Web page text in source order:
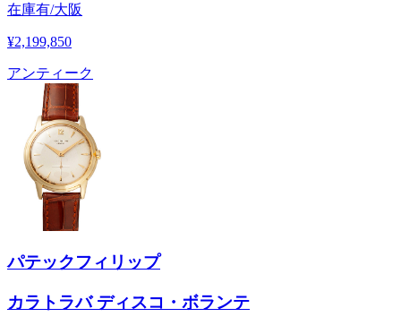
在庫有/大阪
¥2,199,850
アンティーク
パテックフィリップ
カラトラバ ディスコ・ボランテ